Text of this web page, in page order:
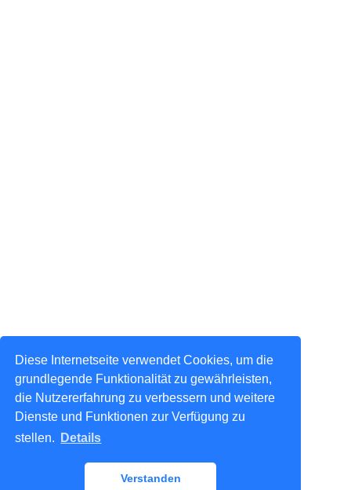
Diese Internetseite verwendet Cookies, um die
grundlegende Funktionalität zu gewährleisten,
die Nutzererfahrung zu verbessern und weitere
Dienste und Funktionen zur Verfügung zu
stellen.
Details
Verstanden